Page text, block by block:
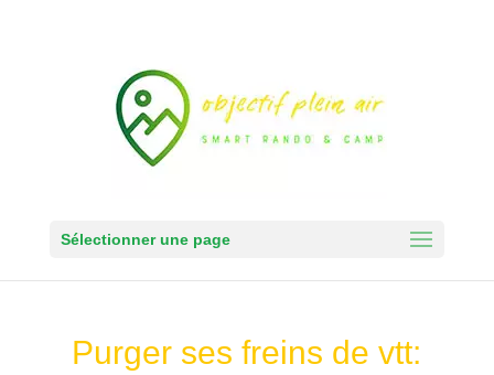
Sélectionner une page
Purger ses freins de vtt: